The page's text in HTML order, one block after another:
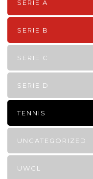
SERIE A
SERIE B
SERIE C
SERIE D
TENNIS
UNCATEGORIZED
UWCL